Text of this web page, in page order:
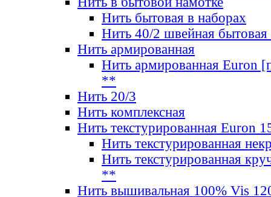
Нить бытовая в наборах
Нить 40/2 швейная бытовая
Нить армированная
Нить армированная Euron
**
Нить 20/3
Нить комплексная
Нить текстурированная Euron
Нить текстурированная
Нить текстурированная
**
Нить вышивальная 100% Vis